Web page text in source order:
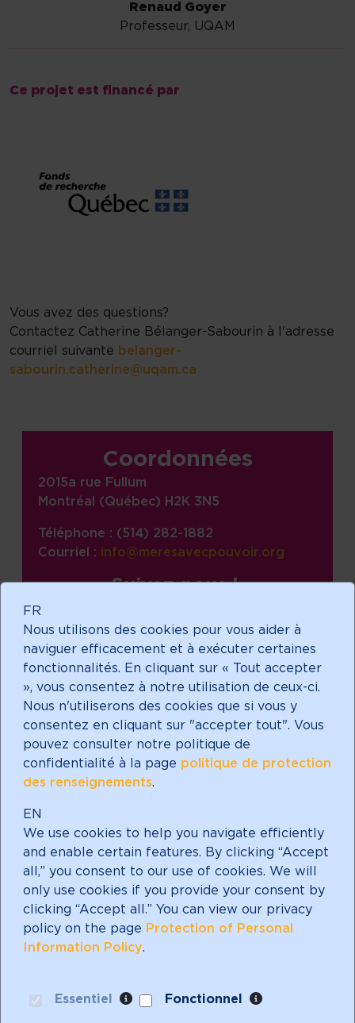
FR
Nous utilisons des cookies pour vous aider à
naviguer efficacement et à exécuter certaines
fonctionnalités. En cliquant sur « Tout accepter
», vous consentez à notre utilisation de ceux-ci.
Nous n'utiliserons des cookies que si vous y
consentez en cliquant sur "accepter tout". Vous
pouvez consulter notre politique de
confidentialité à la page politique de protection
des renseignements.
EN
We use cookies to help you navigate efficiently
and enable certain features. By clicking “Accept
all,” you consent to our use of cookies. We will
only use cookies if you provide your consent by
clicking “Accept all.” You can view our privacy
policy on the page Protection of Personal
Information Policy.
Essentiel Fonctionnel
Renaud Goyer
Professeur, UQAM
Ce projet est financé par
Vous avez des questions?
Contactez Catherine Bélanger-Sabourin à l'adresse
courriel suivante belanger-
sabourin.catherine@uqam.ca
Coordonnées
2015a rue Fullum
Montréal (Québec) H2K 3N5
Téléphone : (514) 282-1882
Courriel : info@meresavecpouvoir.org
Suivez-nous !
linkedin
instagram
Faire un don
Abonnez-vous à notre
infolettre!
bienfaisance enregistré avec un statut